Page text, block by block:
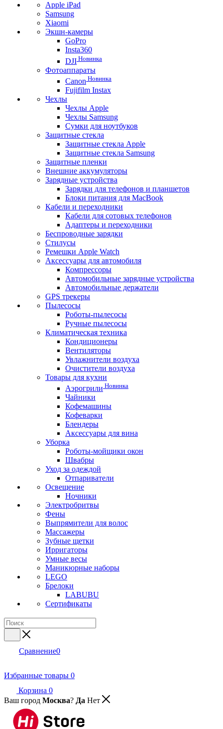
Apple iPad
Samsung
Xiaomi
Экшн-камеры
GoPro
Insta360
DJI Новинка
Фотоаппараты
Canon Новинка
Fujifilm Instax
Чехлы
Чехлы Apple
Чехлы Samsung
Сумки для ноутбуков
Защитные стекла
Защитные стекла Apple
Защитные стекла Samsung
Защитные пленки
Внешние аккумуляторы
Зарядные устройства
Зарядки для телефонов и планшетов
Блоки питания для MacBook
Кабели и переходники
Кабели для сотовых телефонов
Адаптеры и переходники
Беспроводные зарядки
Стилусы
Ремешки Apple Watch
Аксессуары для автомобиля
Компрессоры
Автомобильные зарядные устройства
Автомобильные держатели
GPS трекеры
Пылесосы
Роботы-пылесосы
Ручные пылесосы
Климатическая техника
Кондиционеры
Вентиляторы
Увлажнители воздуха
Очистители воздуха
Товары для кухни
Аэрогрили Новинка
Чайники
Кофемашины
Кофеварки
Блендеры
Аксессуары для вина
Уборка
Роботы-мойщики окон
Швабры
Уход за одеждой
Отпариватели
Освещение
Ночники
Электробритвы
Фены
Выпрямители для волос
Массажеры
Зубные щетки
Ирригаторы
Умные весы
Маникюрные наборы
LEGO
Брелоки
LABUBU
Сертификаты
Сравнение0
Избранные товары 0
Корзина 0
Ваш город Москва? Да Нет